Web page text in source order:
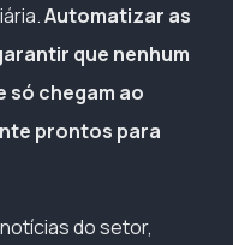
Automatizar as
que nenhum
só chegam ao
prontos para
do setor,